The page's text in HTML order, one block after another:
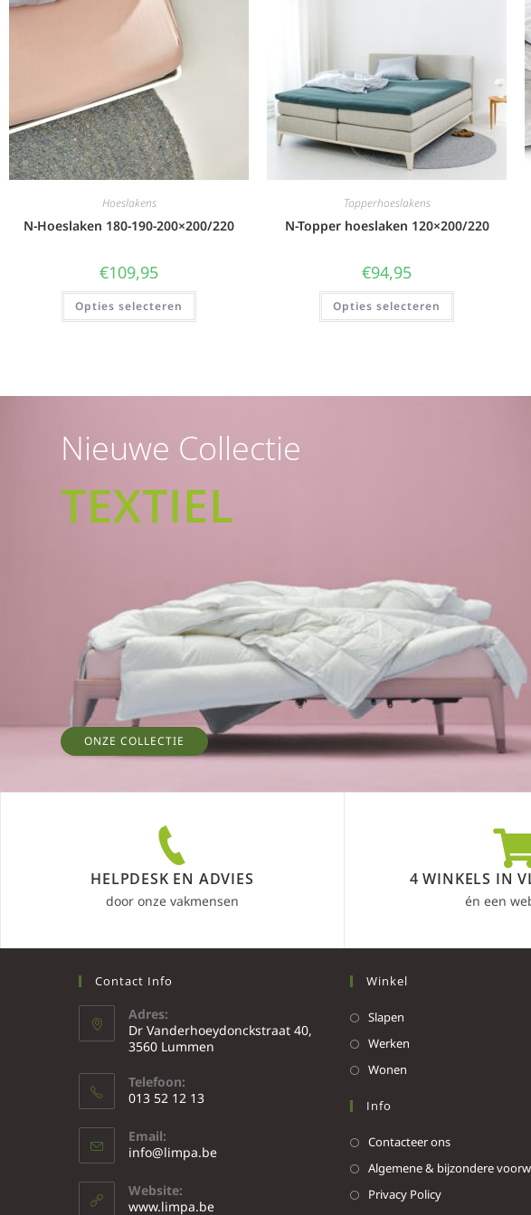
Hoeslakens
N-Hoeslaken 180-190-200×200/220
€109,95
Opties selecteren
Topperhoeslakens
N-Topper hoeslaken 120×200/220
€94,95
Opties selecteren
Nieuwe Collectie
TEXTIEL
ONZE COLLECTIE
HELPDESK EN ADVIES
door onze vakmensen
4 WINKELS IN
én een
Contact Info
Adres:
Dr Vanderhoeydonckstraat 40,
3560 Lummen
Telefoon:
013 52 12 13
Email:
info@limpa.be
Website:
www.limpa.be
Winkel
Slapen
Werken
Wonen
Info
Contacteer ons
Algemene & bijzondere
Privacy Policy